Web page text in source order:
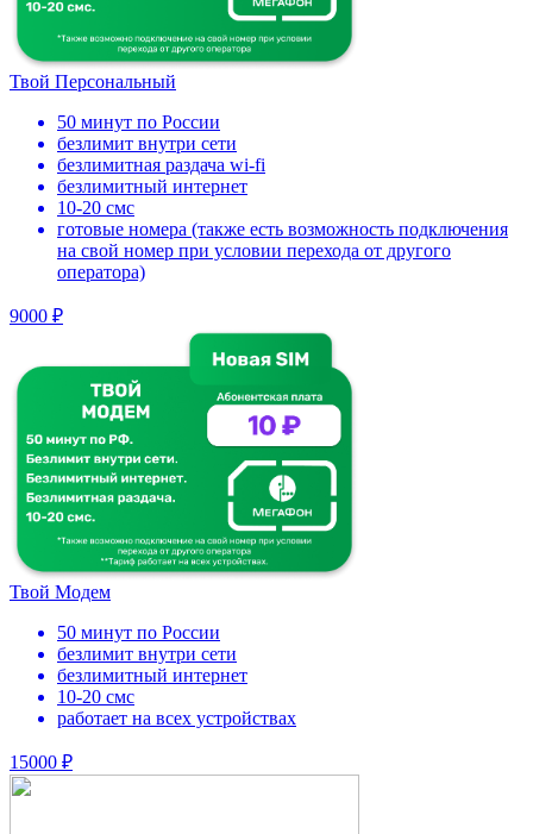
Твой Персональный
50 минут по России
безлимит внутри сети
безлимитная раздача wi-fi
безлимитный интернет
10-20 смс
готовые номера (также есть возможность подключения
на свой номер при условии перехода от другого
оператора)
9000 ₽
Твой Модем
50 минут по России
безлимит внутри сети
безлимитный интернет
10-20 смс
работает на всех устройствах
15000 ₽